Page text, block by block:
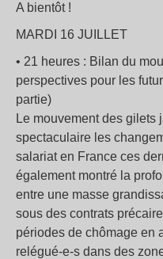
A bientôt !
MARDI 16 JUILLET
• 21 heures : Bilan du
perspectives pour les
partie)
Le mouvement des gilets
spectaculaire les
salariat en France ces
également montré la
entre une masse
sous des contrats
périodes de chômage en
relégué-e-s dans des